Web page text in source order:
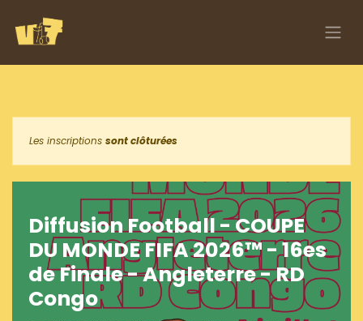
Les inscriptions sont clôturées
Diffusion Football - COUPE
DU MONDE FIFA 2026™ - 16es
de Finale - Angleterre - RD
Congo